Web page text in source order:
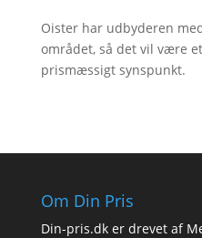
Oister har udbyderen
området, så det vil være
prismæssigt synspunkt.
Om Din Pris
Din-pris.dk er drevet af